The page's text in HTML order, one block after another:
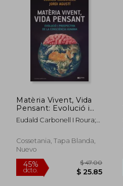
45%
dcto.
Matèria Vivent, Vida
Pensant: Evolució i
Prospectiva de la
Consciència Humana:
Eudald Carbonell I Roura;
Ballester
Cossetania, Tapa Blanda,
Nuevo